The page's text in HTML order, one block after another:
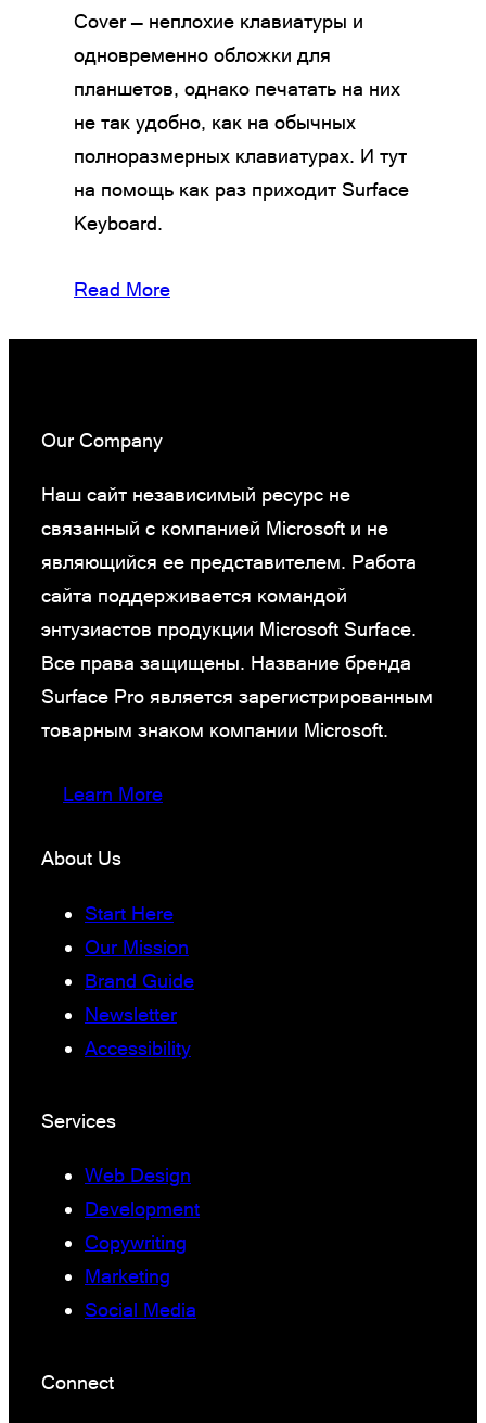
Cover — неплохие клавиатуры и
одновременно обложки для
планшетов, однако печатать на них
не так удобно, как на обычных
полноразмерных клавиатурах. И тут
на помощь как раз приходит Surface
Keyboard.
Read More
Our Company
Наш сайт независимый ресурс не
связанный с компанией Microsoft и не
являющийся ее представителем. Работа
сайта поддерживается командой
энтузиастов продукции Microsoft Surface.
Все права защищены. Название бренда
Surface Pro является зарегистрированным
товарным знаком компании Microsoft.
Learn More
About Us
Start Here
Our Mission
Brand Guide
Newsletter
Accessibility
Services
Web Design
Development
Copywriting
Marketing
Social Media
Connect